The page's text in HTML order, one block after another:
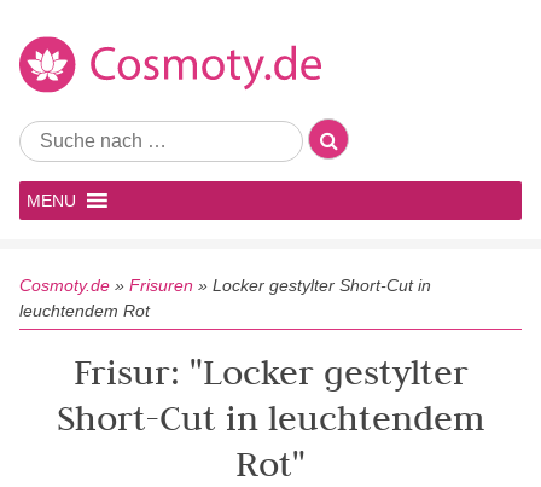
MENU
Cosmoty.de » Frisuren » Locker gestylter Short-Cut in
leuchtendem Rot
Frisur: "Locker gestylter
Short-Cut in leuchtendem
Rot"